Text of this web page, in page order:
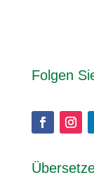
Folgen